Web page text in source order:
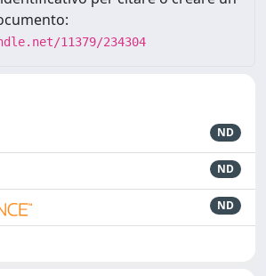
11379/234304
ND
ND
ND